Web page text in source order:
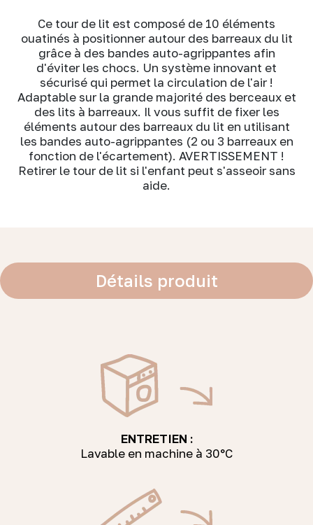
Ce tour de lit est composé de 10 éléments
ouatinés à positionner autour des barreaux du lit
grâce à des bandes auto-agrippantes afin
d'éviter les chocs. Un système innovant et
sécurisé qui permet la circulation de l'air !
Adaptable sur la grande majorité des berceaux et
des lits à barreaux. Il vous suffit de fixer les
éléments autour des barreaux du lit en utilisant
les bandes auto-agrippantes (2 ou 3 barreaux en
fonction de l'écartement). AVERTISSEMENT !
Retirer le tour de lit si l'enfant peut s'asseoir sans
aide.
Détails produit
ENTRETIEN :
Lavable en machine à 30°C